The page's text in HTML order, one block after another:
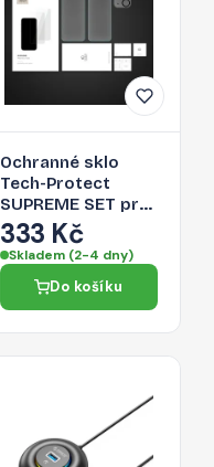
Ochranné sklo
Tech-Protect
SUPREME SET pro
iPhone 14 - čiré
333 Kč
Skladem (2-4 dny)
Do košíku